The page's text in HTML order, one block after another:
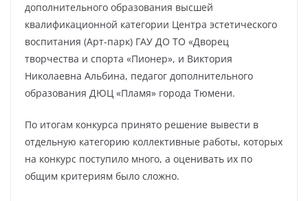
дополнительного образования высшей
квалификационной категории Центра эстетического
воспитания (Арт-парк) ГАУ ДО ТО «Дворец
творчества и спорта «Пионер», и Виктория
Николаевна Альбина, педагог дополнительного
образования ДЮЦ «Пламя» города Тюмени.
По итогам конкурса принято решение вывести в
отдельную категорию коллективные работы, которых
на конкурс поступило много, а оценивать их по
общим критериям было сложно.